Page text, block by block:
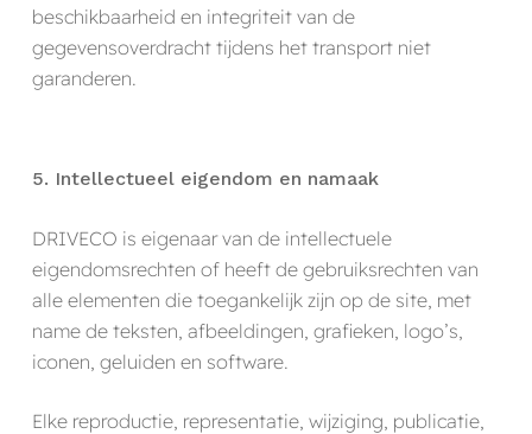
beschikbaarheid en integriteit van de
gegevensoverdracht tijdens het transport niet
garanderen.
5. Intellectueel eigendom en namaak
DRIVECO is eigenaar van de intellectuele
eigendomsrechten of heeft de gebruiksrechten van
alle elementen die toegankelijk zijn op de site, met
name de teksten, afbeeldingen, grafieken, logo’s,
iconen, geluiden en software.
Elke reproductie, representatie, wijziging, publicatie,